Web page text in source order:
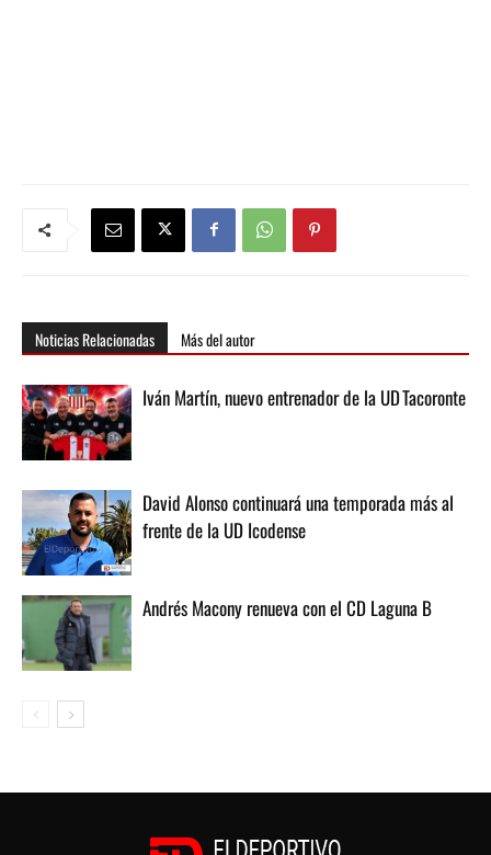
Noticias Relacionadas Más del autor
Iván Martín, nuevo entrenador de la UD Tacoronte
David Alonso continuará una temporada más al
frente de la UD Icodense
Andrés Macony renueva con el CD Laguna B